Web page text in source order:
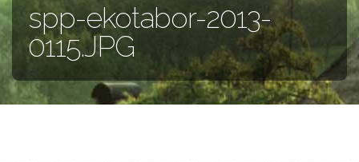
spp-ekotabor-2013-
0115.JPG